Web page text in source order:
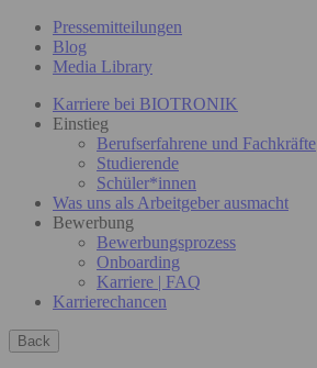
Pressemitteilungen
Blog
Media Library
Karriere bei BIOTRONIK
Einstieg
Berufserfahrene und Fachkräfte
Studierende
Schüler*innen
Was uns als Arbeitgeber ausmacht
Bewerbung
Bewerbungsprozess
Onboarding
Karriere | FAQ
Karrierechancen
Back